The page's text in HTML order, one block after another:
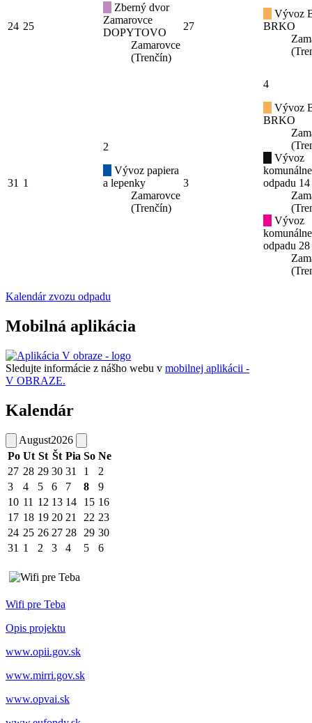
24 25
Zberný dvor
Zamarovce
DOPYTOVO
Zamarovce
(Trenčín)
27
Vývoz
BRKO
31 1
2
Vývoz papiera
a lepenky
Zamarovce
(Trenčín)
3
4
Vývoz
BRKO
Vývoz
odpadu
Vývoz
odpadu
Kalendár zvozu odpadu
Mobilná aplikácia
Sledujte informácie z nášho webu v mobilnej aplikácii -
V OBRAZE.
Kalendár
August2026
Po Ut St Št Pia So Ne
27 28 29 30 31 1
2
3
4 5 6 7 8
9
10 11 12 13 14 15 16
17 18 19 20 21 22 23
24 25 26 27 28 29 30
31 1 2 3 4 5 6
Wifi pre Teba
Opis projektu
www.opii.gov.sk
www.mirri.gov.sk
www.opvai.sk